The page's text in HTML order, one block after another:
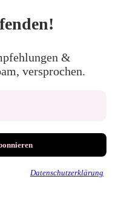
&
versprochen.
Datenschutzerklärung